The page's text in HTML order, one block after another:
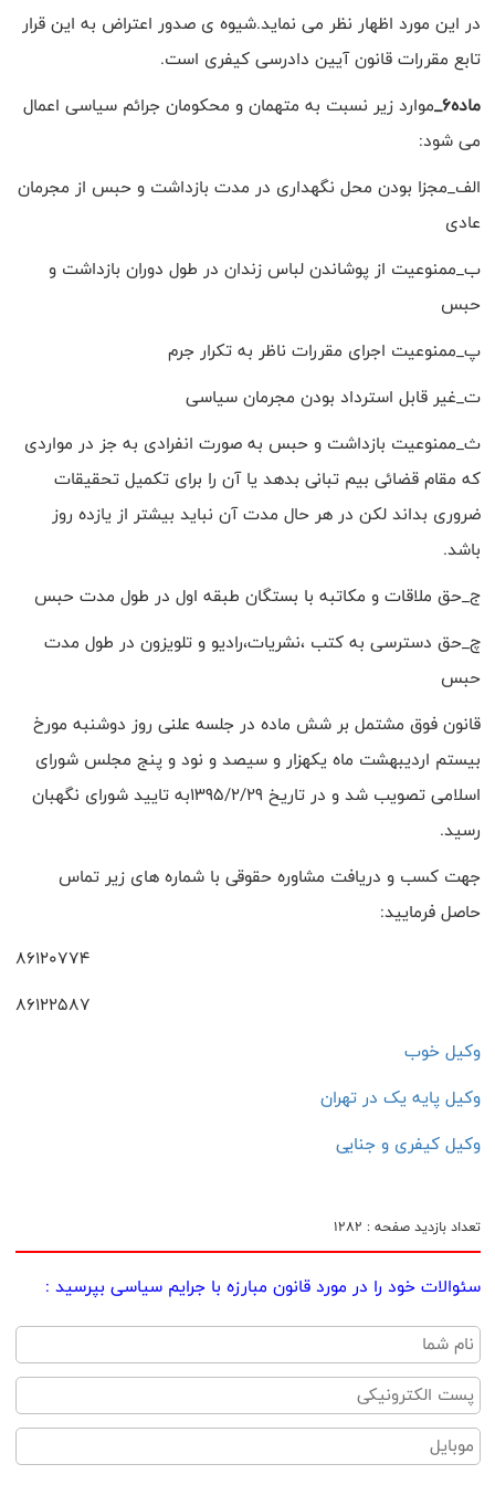
در این مورد اظهار نظر می نماید.شیوه ی صدور اعتراض به این قرار
تابع مقررات قانون آیین دادرسی کیفری است.
ماده6_ موارد زیر نسبت به متهمان و محکومان جرائم سیاسی اعمال
می شود:
الف_مجزا بودن محل نگهداری در مدت بازداشت و حبس از مجرمان
عادی
ب_ممنوعیت از پوشاندن لباس زندان در طول دوران بازداشت و
حبس
پ_ممنوعیت اجرای مقررات ناظر به تکرار جرم
ت_غیر قابل استرداد بودن مجرمان سیاسی
ث_ممنوعیت بازداشت و حبس به صورت انفرادی به جز در مواردی
که مقام قضائی بیم تبانی بدهد یا آن را برای تکمیل تحقیقات
ضروری بداند لکن در هر حال مدت آن نباید بیشتر از یازده روز
باشد.
ج_حق ملاقات و مکاتبه با بستگان طبقه اول در طول مدت حبس
چ_حق دسترسی به کتب ،نشریات،رادیو و تلویزون در طول مدت
حبس
قانون فوق مشتمل بر شش ماده در جلسه علنی روز دوشنبه مورخ
بیستم اردیبهشت ماه یکهزار و سیصد و نود و پنج مجلس شورای
اسلامی تصویب شد و در تاریخ 1395/2/29به تایید شورای نگهبان
رسید.
جهت کسب و دریافت مشاوره حقوقی با شماره های زیر تماس
حاصل فرمایید:
86120774
86122587
وکیل خوب
وکیل پایه یک در تهران
وکیل کیفری و جنایی
تعداد بازدید صفحه : 1282
سئوالات خود را در مورد قانون مبارزه با جرایم سیاسی بپرسید :